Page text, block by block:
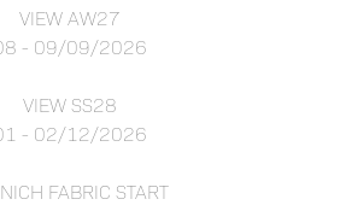
VIEW AW27
- 09/09/2026
VIEW SS28
- 02/12/2026
FABRIC START